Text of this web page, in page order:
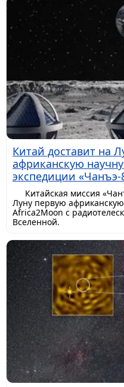
Китай доставит на
африканскую
экспедиции «Чанъэ-
Китайская миссия
Луну первую
Africa2Moon с
Вселенной.